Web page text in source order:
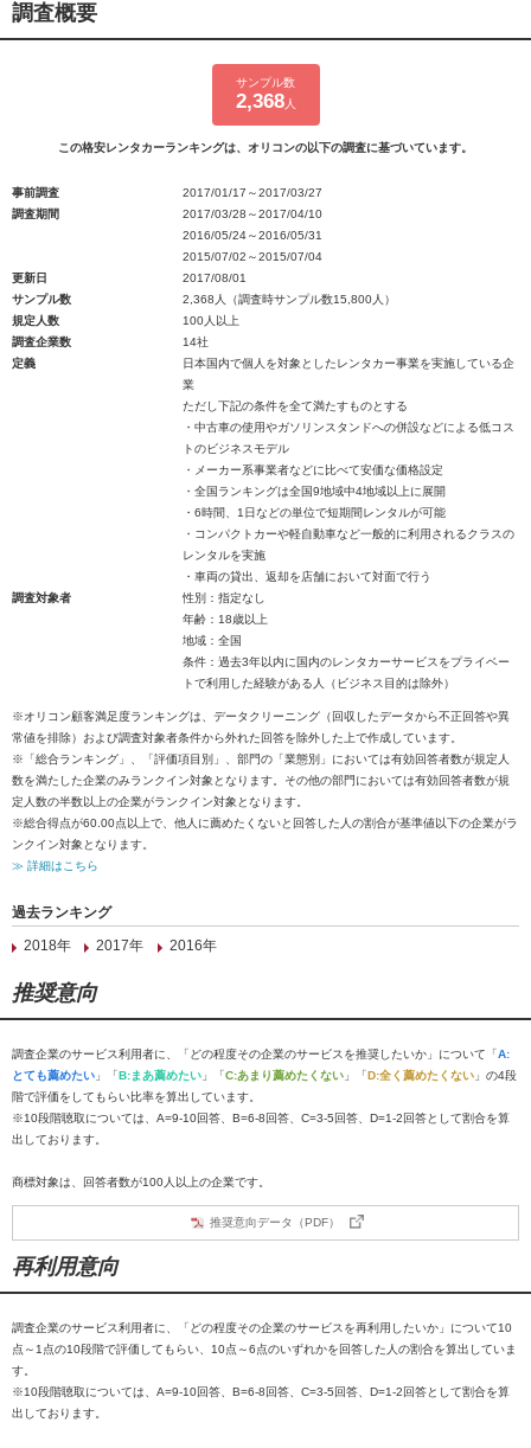
調査概要
サンプル数
2,368人
この格安レンタカーランキングは、オリコンの以下の調査に基づいています。
事前調査
2017/01/17～2017/03/27
調査期間
2017/03/28～2017/04/10
2016/05/24～2016/05/31
2015/07/02～2015/07/04
更新日
2017/08/01
サンプル数
2,368人（調査時サンプル数15,800人）
規定人数
100人以上
調査企業数
14社
定義
日本国内で個人を対象としたレンタカー事業を実施している企
業
ただし下記の条件を全て満たすものとする
・中古車の使用やガソリンスタンドへの併設などによる低コス
トのビジネスモデル
・メーカー系事業者などに比べて安価な価格設定
・全国ランキングは全国9地域中4地域以上に展開
・6時間、1日などの単位で短期間レンタルが可能
・コンパクトカーや軽自動車など一般的に利用されるクラスの
レンタルを実施
・車両の貸出、返却を店舗において対面で行う
調査対象者
性別：指定なし
年齢：18歳以上
地域：全国
条件：過去3年以内に国内のレンタカーサービスをプライベー
トで利用した経験がある人（ビジネス目的は除外）
※オリコン顧客満足度ランキングは、データクリーニング（回収したデータから不正回答や異
常値を排除）および調査対象者条件から外れた回答を除外した上で作成しています。
※「総合ランキング」、「評価項目別」、部門の「業態別」においては有効回答者数が規定人
数を満たした企業のみランクイン対象となります。その他の部門においては有効回答者数が規
定人数の半数以上の企業がランクイン対象となります。
※総合得点が60.00点以上で、他人に薦めたくないと回答した人の割合が基準値以下の企業がラ
ンクイン対象となります。
≫ 詳細はこちら
過去ランキング
2018年
2017年 2016年
推奨意向
調査企業のサービス利用者に、「どの程度その企業のサービスを推奨したいか」について「A:
とても薦めたい 」「B:まあ薦めたい 」「C:あまり薦めたくない 」「D:全く薦めたくない 」の4段
階で評価をしてもらい比率を算出しています。
※10段階聴取については、A=9-10回答、B=6-8回答、C=3-5回答、D=1-2回答として割合を算
出しております。
商標対象は、回答者数が100人以上の企業です。
推奨意向データ（PDF）
再利用意向
調査企業のサービス利用者に、「どの程度その企業のサービスを再利用したいか」について10
点～1点の10段階で評価してもらい、10点～6点のいずれかを回答した人の割合を算出していま
す。
※10段階聴取については、A=9-10回答、B=6-8回答、C=3-5回答、D=1-2回答として割合を算
出しております。